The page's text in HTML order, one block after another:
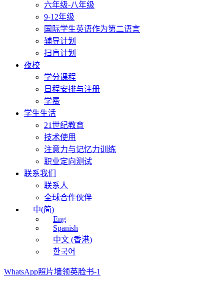
六年级-八年级
9-12年级
国际学生英语作为第二语言
辅导计划
扫盲计划
夜校
学分课程
日程安排与注册
学费
学生生活
21世纪教育
技术使用
注意力与记忆力训练
职业定向测试
联系我们
联系人
全球合作伙伴
中(简)
Eng
Spanish
中文 (香港)
한국어
WhatsApp照片墙领英脸书-1